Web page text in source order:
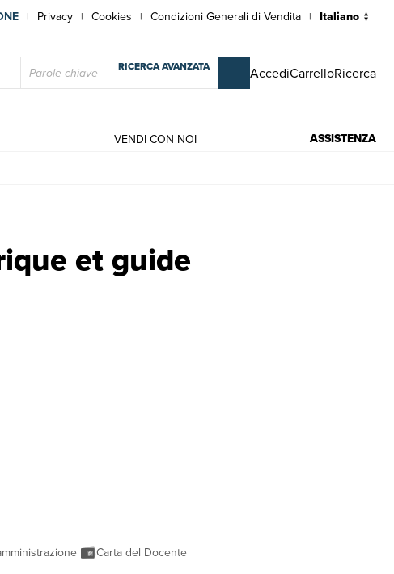
| Privacy | Cookies | Condizioni Generali di Vendita |
RICERCA AVANZATA AccediCarrelloRicerca
VENDI CON NOI ASSISTENZA
et guide
e moderni | Fotinos Sp.
Carta del Docente